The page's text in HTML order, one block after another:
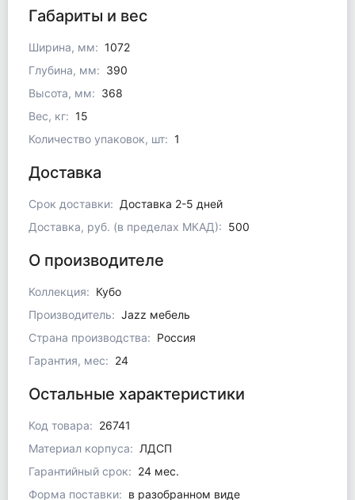
Габариты и вес
Ширина, мм: 1072
Глубина, мм: 390
Высота, мм: 368
Вес, кг: 15
Количество упаковок, шт: 1
Доставка
Срок доставки: Доставка 2-5 дней
Доставка, руб. (в пределах МКАД): 500
О производителе
Коллекция: Кубо
Производитель: Jazz мебель
Страна производства: Россия
Гарантия, мес: 24
Остальные характеристики
Код товара: 26741
Материал корпуса: ЛДСП
Гарантийный срок: 24 мес.
Форма поставки: в разобранном виде